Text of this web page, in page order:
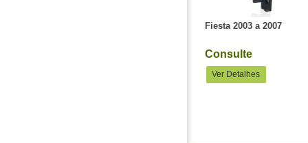
Fiesta 2003 a 2007
Consulte
Ver Detalhes